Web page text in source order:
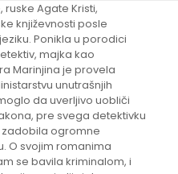
Agate Kristi,
književnosti posle
Ponikla u porodici
majka kao
Marinjina je provela
unutrašnjih
da uverljivo uobliči
pre svega detektivku
zadobila ogromne
O svojim romanima
se bavila kriminalom, i